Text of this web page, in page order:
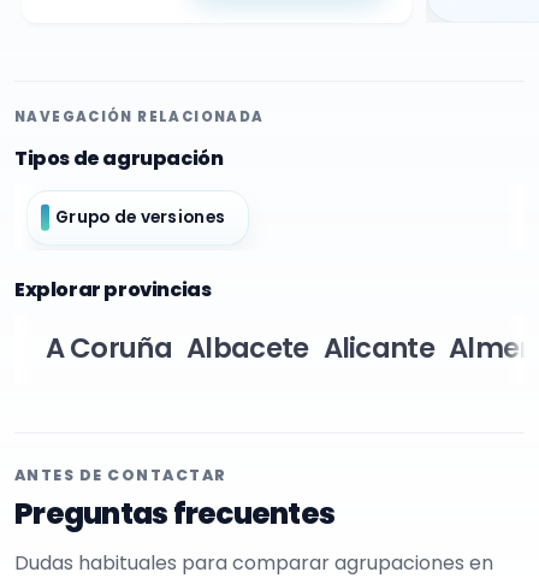
NAVEGACIÓN RELACIONADA
Tipos de agrupación
Grupo de versiones
Explorar provincias
A Coruña Albacete Alicante
ANTES DE CONTACTAR
Preguntas frecuentes
Dudas habituales para comparar agrupaciones en